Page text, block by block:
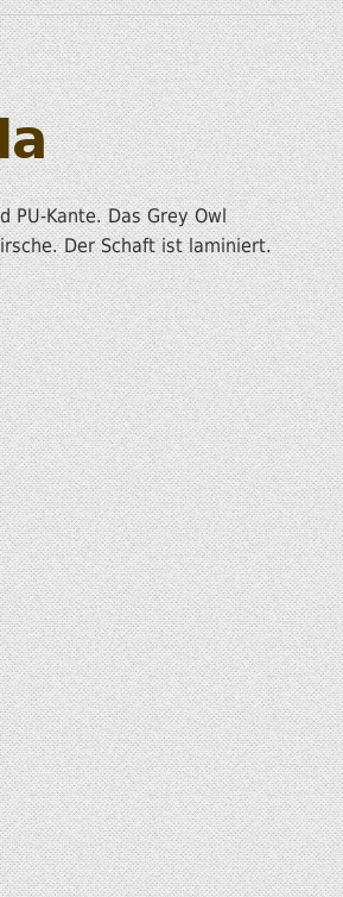
PU-Kante. Das Grey Owl
Der Schaft ist laminiert.